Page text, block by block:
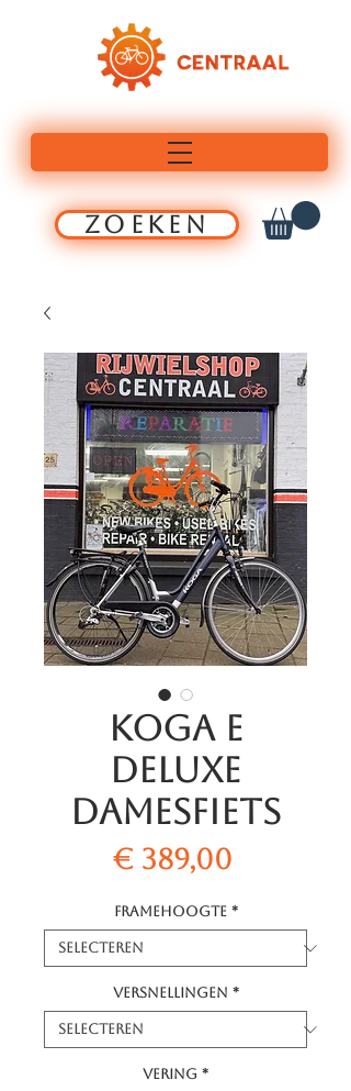
ZOEKEN
Koga E
Deluxe
Damesfiets
€ 389,00
Framehoogte *
Versnellingen *
Vering *